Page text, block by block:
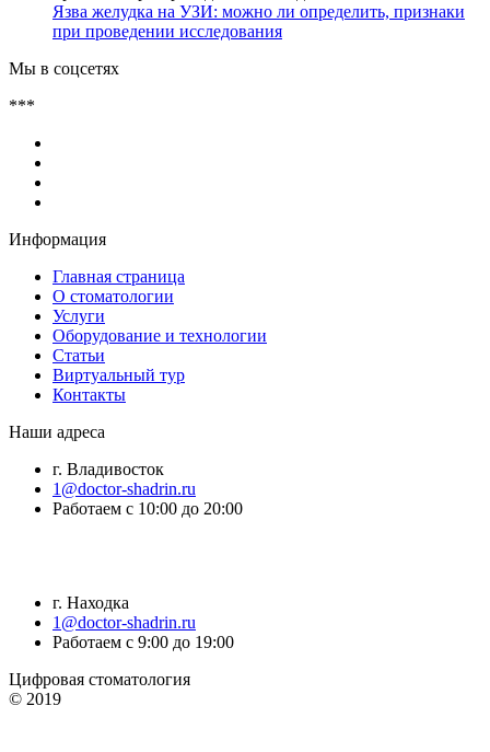
Язва желудка на УЗИ: можно ли определить, признаки
при проведении исследования
Мы в соцсетях
***
Информация
Главная страница
О стоматологии
Услуги
Оборудование и технологии
Статьи
Виртуальный тур
Контакты
Наши адреса
г. Владивосток
1@doctor-shadrin.ru
Работаем с 10:00 до 20:00
г. Находка
1@doctor-shadrin.ru
Работаем с 9:00 до 19:00
Цифровая стоматология
© 2019